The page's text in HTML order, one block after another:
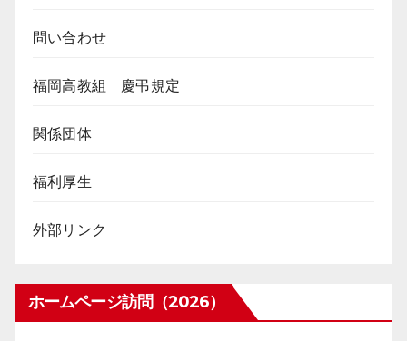
問い合わせ
福岡高教組 慶弔規定
関係団体
福利厚生
外部リンク
ホームページ訪問（2026）